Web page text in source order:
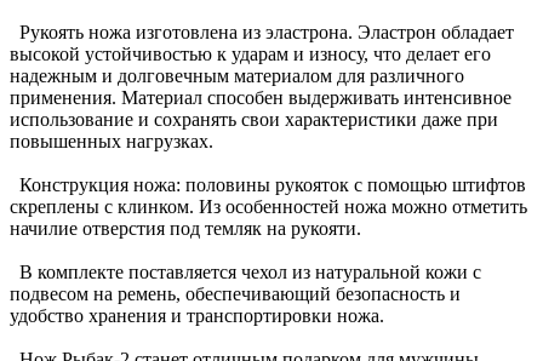
Рукоять ножа изготовлена из эластрона. Эластрон обладает
высокой устойчивостью к ударам и износу, что делает его
надежным и долговечным материалом для различного
применения. Материал способен выдерживать интенсивное
использование и сохранять свои характеристики даже при
повышенных нагрузках.
Конструкция ножа: половины рукояток с помощью штифтов
скреплены с клинком. Из особенностей ножа можно отметить
начилие отверстия под темляк на рукояти.
В комплекте поставляется чехол из натуральной кожи с
подвесом на ремень, обеспечивающий безопасность и
удобство хранения и транспортировки ножа.